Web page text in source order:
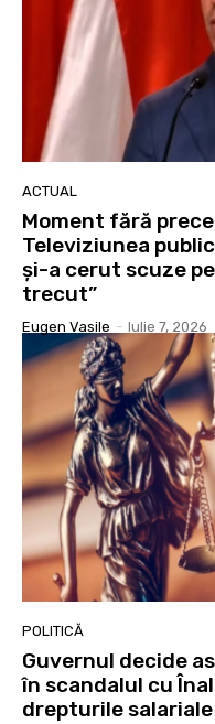
ACTUAL
Moment fără
Televiziunea
și-a cerut scuze
trecut”
Eugen Vasile - Iulie 7, 2026
POLITICĂ
Guvernul decide
în scandalul cu
drepturile salariale